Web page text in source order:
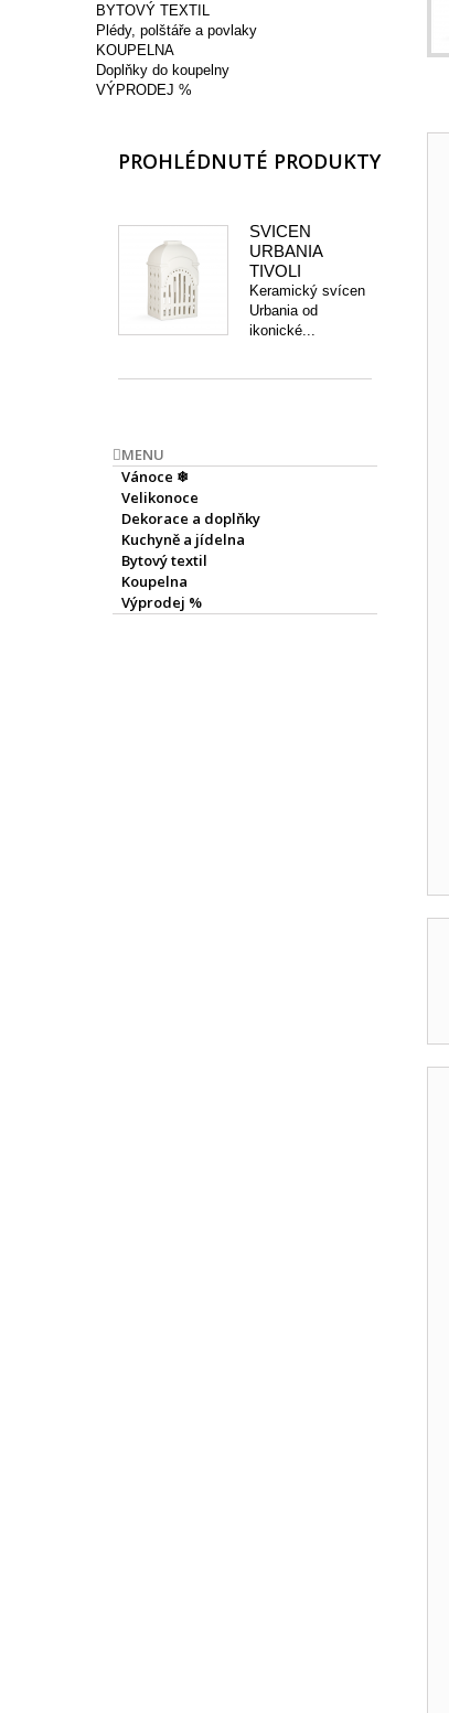
BYTOVÝ TEXTIL
Plédy, polštáře a povlaky
KOUPELNA
Doplňky do koupelny
VÝPRODEJ %
PROHLÉDNUTÉ PRODUKTY
SVÍCEN
URBANIA
TIVOLI
Keramický svícen
Urbania od
ikonické...
MENU
Vánoce ❄
Velikonoce
Dekorace a doplňky
Kuchyně a jídelna
Bytový textil
Koupelna
Výprodej %